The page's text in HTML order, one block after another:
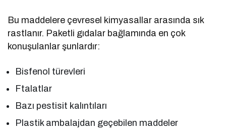
Bu maddelere çevresel kimyasallar arasında sık
rastlanır. Paketli gıdalar bağlamında en çok
konuşulanlar şunlardır:
Bisfenol türevleri
Ftalatlar
Bazı pestisit kalıntıları
Plastik ambalajdan geçebilen maddeler